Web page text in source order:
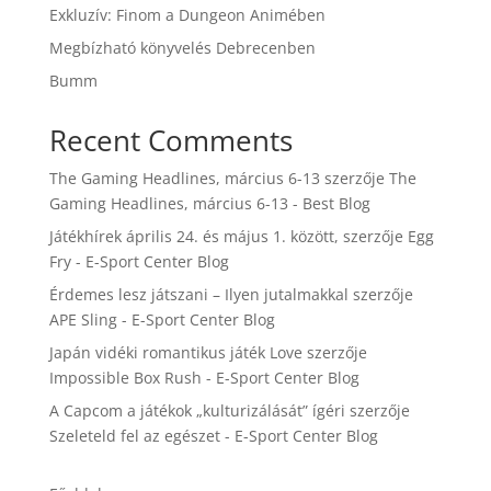
Exkluzív: Finom a Dungeon Animében
Megbízható könyvelés Debrecenben
Bumm
Recent Comments
The Gaming Headlines, március 6-13 szerzője The
Gaming Headlines, március 6-13 - Best Blog
Játékhírek április 24. és május 1. között, szerzője Egg
Fry - E-Sport Center Blog
Érdemes lesz játszani – Ilyen jutalmakkal szerzője
APE Sling - E-Sport Center Blog
Japán vidéki romantikus játék Love szerzője
Impossible Box Rush - E-Sport Center Blog
A Capcom a játékok „kulturizálását” ígéri szerzője
Szeleteld fel az egészet - E-Sport Center Blog